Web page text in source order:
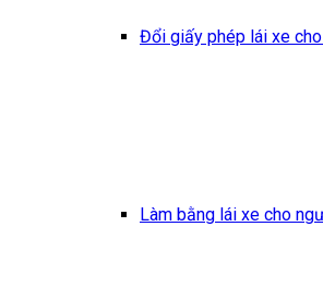
Đổi giấy phép lái xe
Làm bằng lái xe cho